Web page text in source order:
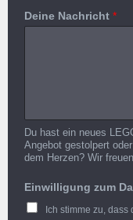
Deine Nachricht *
Du hast ein neues
Angebot gestolpert
dem Herzen? Wir
Einwilligung zum
Ich stimme zu,